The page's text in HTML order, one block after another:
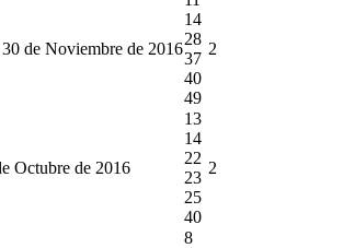
de Noviembre de 2016
14
28
37
40
49
2
Octubre de 2016
13
14
22
23
25
40
2
8